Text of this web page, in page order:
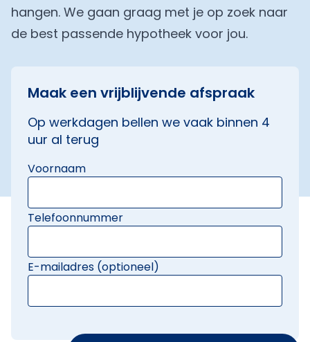
hangen. We gaan graag met je op zoek naar
de best passende hypotheek voor jou.
Maak een vrijblijvende afspraak
Op werkdagen bellen we vaak binnen 4
uur al terug
Voornaam
Telefoonnummer
E-mailadres (optioneel)